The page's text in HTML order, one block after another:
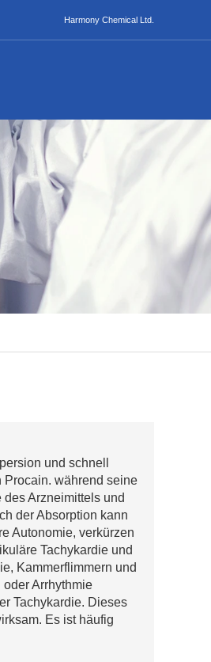
Harmony Chemical Ltd.
und schnell
Procain. während seine
Arzneimittels und
der Absorption kann
Autonomie, verkürzen
Tachykardie und
Kammerflimmern und
Arrhythmie
Tachykardie. Dieses
Es ist häufig